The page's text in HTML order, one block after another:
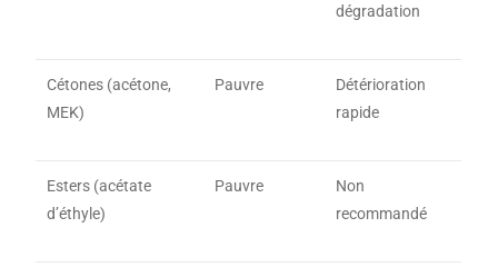
dégradation
Cétones (acétone,
MEK)
Pauvre
Détérioration
rapide
Esters (acétate
d’éthyle)
Pauvre
Non
recommandé